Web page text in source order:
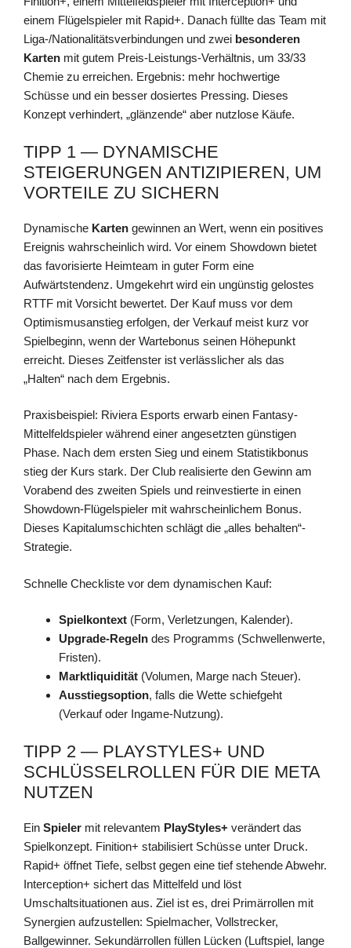
einem Flügelspieler mit Rapid+. Danach füllte das Team mit
Liga-/Nationalitätsverbindungen und zwei besonderen
Karten mit gutem Preis-Leistungs-Verhältnis, um 33/33
Chemie zu erreichen. Ergebnis: mehr hochwertige
Schüsse und ein besser dosiertes Pressing. Dieses
Konzept verhindert, „glänzende“ aber nutzlose Käufe.
TIPP 1 — DYNAMISCHE
STEIGERUNGEN ANTIZIPIEREN, UM
VORTEILE ZU SICHERN
Dynamische Karten gewinnen an Wert, wenn ein positives
Ereignis wahrscheinlich wird. Vor einem Showdown bietet
das favorisierte Heimteam in guter Form eine
Aufwärtstendenz. Umgekehrt wird ein ungünstig gelostes
RTTF mit Vorsicht bewertet. Der Kauf muss vor dem
Optimismusanstieg erfolgen, der Verkauf meist kurz vor
Spielbeginn, wenn der Wartebonus seinen Höhepunkt
erreicht. Dieses Zeitfenster ist verlässlicher als das
„Halten“ nach dem Ergebnis.
Praxisbeispiel: Riviera Esports erwarb einen Fantasy-
Mittelfeldspieler während einer angesetzten günstigen
Phase. Nach dem ersten Sieg und einem Statistikbonus
stieg der Kurs stark. Der Club realisierte den Gewinn am
Vorabend des zweiten Spiels und reinvestierte in einen
Showdown-Flügelspieler mit wahrscheinlichem Bonus.
Dieses Kapitalumschichten schlägt die „alles behalten“-
Strategie.
Schnelle Checkliste vor dem dynamischen Kauf:
Spielkontext (Form, Verletzungen, Kalender).
Upgrade-Regeln des Programms (Schwellenwerte,
Fristen).
Marktliquidität (Volumen, Marge nach Steuer).
Ausstiegsoption, falls die Wette schiefgeht
(Verkauf oder Ingame-Nutzung).
TIPP 2 — PLAYSTYLES+ UND
SCHLÜSSELROLLEN FÜR DIE META
NUTZEN
Ein Spieler mit relevantem PlayStyles+ verändert das
Spielkonzept. Finition+ stabilisiert Schüsse unter Druck.
Rapid+ öffnet Tiefe, selbst gegen eine tief stehende Abwehr.
Interception+ sichert das Mittelfeld und löst
Umschaltsituationen aus. Ziel ist es, drei Primärrollen mit
Synergien aufzustellen: Spielmacher, Vollstrecker,
Ballgewinner. Sekundärrollen füllen Lücken (Luftspiel, lange